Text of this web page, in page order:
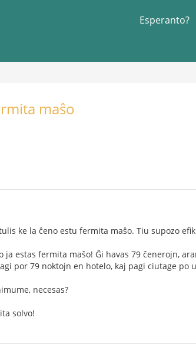
Esperanto?
maŝo
ke la ĉeno estu fermita maŝo. Tiu supozo
ja estas fermita maŝo! Ĝi havas 79 ĉenerojn,
por 79 noktojn en hotelo, kaj pagi ciutage po
necesas?
solvo!